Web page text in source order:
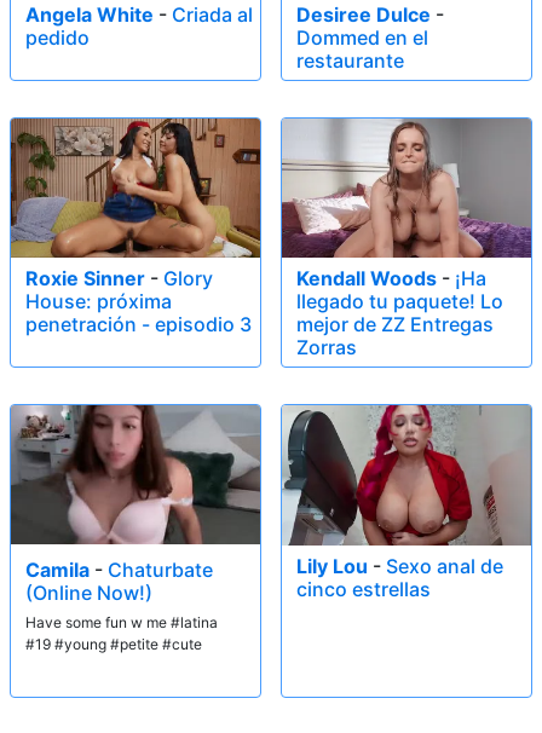
Angela White - Criada al
pedido
Desiree Dulce -
Dommed en el
restaurante
Roxie Sinner - Glory
House: próxima
penetración - episodio 3
Kendall Woods - ¡Ha
llegado tu paquete! Lo
mejor de ZZ Entregas
Zorras
Camila - Chaturbate
(Online Now!)
Have some fun w me #latina
#19 #young #petite #cute
Lily Lou - Sexo anal de
cinco estrellas